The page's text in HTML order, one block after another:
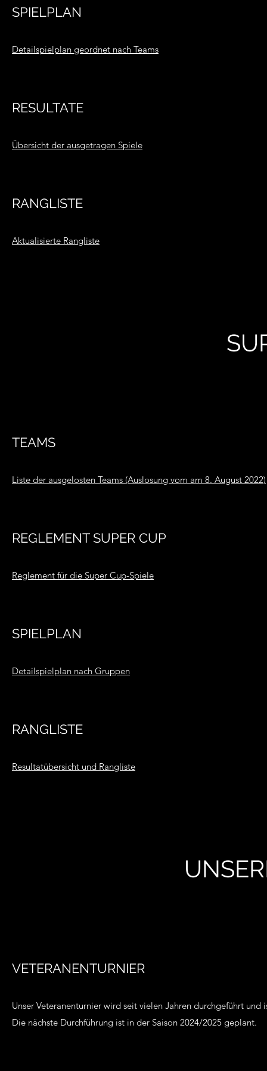
SPIELPLAN
Detailspielplan geordnet nach Teams
RESULTATE
Übersicht der ausgetragen Spiele
RANGLISTE
Aktualisierte Rangliste
TEAMS
Liste der ausgelosten Teams (Auslosung vom am 8. August 2022)
REGLEMENT SUPER CUP
Reglement für die Super Cup-Spiele
SPIELPLAN
Detailspielplan nach Gruppen
RANGLISTE
Resultatübersicht und Rangliste
VETERANENTURNIER
Unser Veteranenturnier wird seit vielen Jahren durchgeführt und
Die nächste Durchführung ist in der Saison 2024/2025 geplant.